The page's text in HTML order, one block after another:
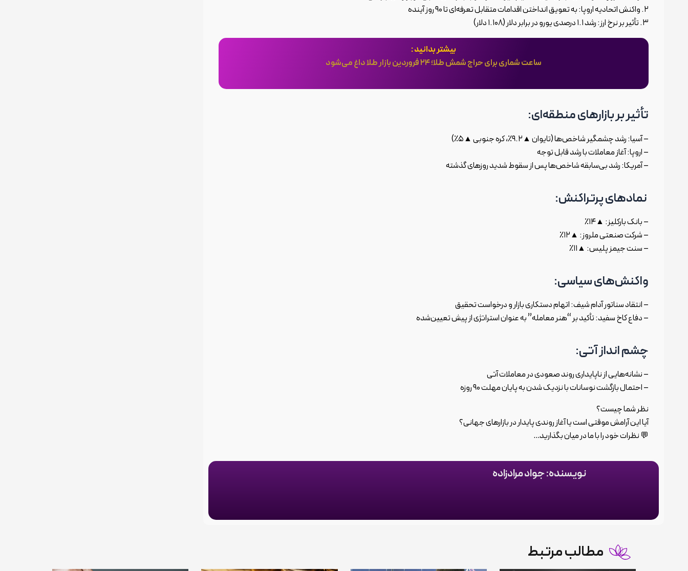
۲. واکنش اتحادیه اروپا: به تعویق انداختن اقدامات متقابل تعرفه‌ای تا ۹۰ روز آینده
۳. تأثیر بر نرخ ارز: رشد ۱.۱ درصدی یورو در برابر دلار (۱.۱۰۸ دلار)
بیشتر بدانید :
ساعت شماری برای حراج شمش طلا؛ ۲۴ فروردین بازار طلا داغ می‌شود
تأثیر بر بازارهای منطقه‌ای:
– آسیا: رشد چشمگیر شاخص‌ها (تایوان ▲۹.۲٪، کره جنوبی ▲۵٪)
– اروپا: آغاز معاملات با رشد قابل توجه
– آمریکا: رشد بی‌سابقه شاخص‌ها پس از سقوط شدید روزهای گذشته
نمادهای پرتراکنش:
– بانک بارکلیز: ▲۱۴٪
– شرکت صنعتی ملروز: ▲۱۲٪
– سنت جیمز پلیس: ▲۱۱٪
واکنش‌های سیاسی:
– انتقاد سناتور آدام شیف: اتهام دستکاری بازار و درخواست تحقیق
– دفاع کاخ سفید: تأکید بر “هنر معامله” به عنوان استراتژی از پیش تعیین‌شده
چشم انداز آتی:
– نشانه‌هایی از ناپایداری روند صعودی در معاملات آتی
– احتمال بازگشت نوسانات با نزدیک شدن به پایان مهلت ۹۰ روزه
نظر شما چیست؟
آیا این آرامش موقتی است یا آغاز روندی پایدار در بازارهای جهانی؟
💬 نظرات خود را با ما در میان بگذارید…
نویسنده: جواد مرادزاده
مطالب مرتبط